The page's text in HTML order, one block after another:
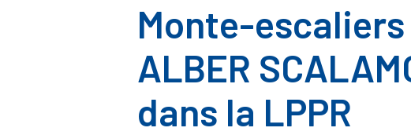
Monte-
ALBER
dans la LPPR